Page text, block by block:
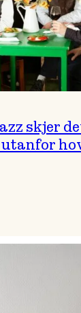
skjer